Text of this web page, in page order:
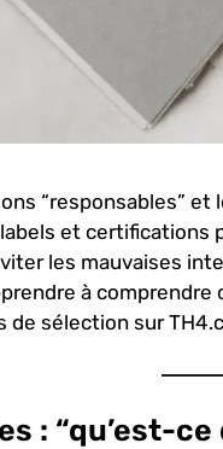
“responsables”
et certifications
les mauvaises
à
de sélection sur
: “qu’est-